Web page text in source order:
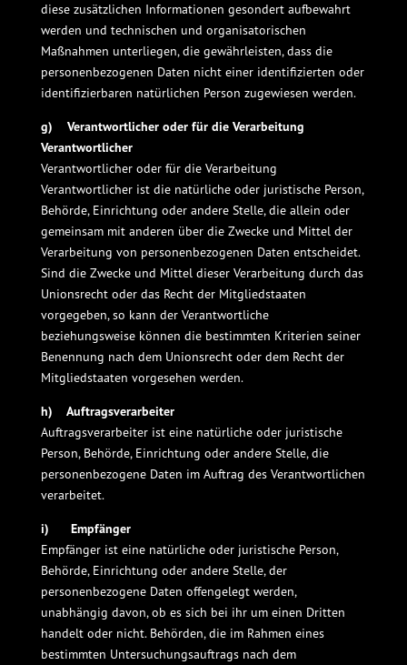
diese zusätzlichen Informationen gesondert aufbewahrt
werden und technischen und organisatorischen
Maßnahmen unterliegen, die gewährleisten, dass die
personenbezogenen Daten nicht einer identifizierten oder
identifizierbaren natürlichen Person zugewiesen werden.
g) Verantwortlicher oder für die Verarbeitung
Verantwortlicher
Verantwortlicher oder für die Verarbeitung
Verantwortlicher ist die natürliche oder juristische Person,
Behörde, Einrichtung oder andere Stelle, die allein oder
gemeinsam mit anderen über die Zwecke und Mittel der
Verarbeitung von personenbezogenen Daten entscheidet.
Sind die Zwecke und Mittel dieser Verarbeitung durch das
Unionsrecht oder das Recht der Mitgliedstaaten
vorgegeben, so kann der Verantwortliche
beziehungsweise können die bestimmten Kriterien seiner
Benennung nach dem Unionsrecht oder dem Recht der
Mitgliedstaaten vorgesehen werden.
h) Auftragsverarbeiter
Auftragsverarbeiter ist eine natürliche oder juristische
Person, Behörde, Einrichtung oder andere Stelle, die
personenbezogene Daten im Auftrag des Verantwortlichen
verarbeitet.
i) Empfänger
Empfänger ist eine natürliche oder juristische Person,
Behörde, Einrichtung oder andere Stelle, der
personenbezogene Daten offengelegt werden,
unabhängig davon, ob es sich bei ihr um einen Dritten
handelt oder nicht. Behörden, die im Rahmen eines
bestimmten Untersuchungsauftrags nach dem